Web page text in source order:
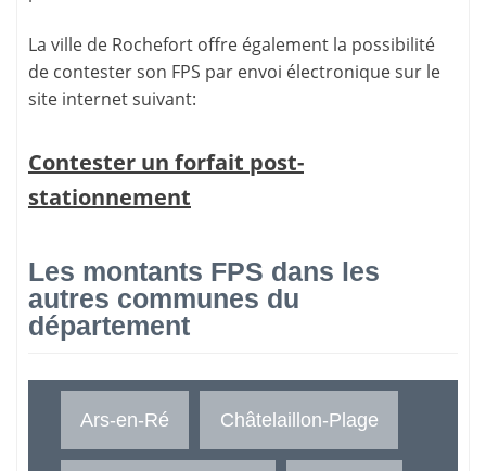
La ville de Rochefort offre également la possibilité
de contester son FPS par envoi électronique sur le
site internet suivant:
Contester un forfait post-
stationnement
Les montants FPS dans les
autres communes du
département
Ars-en-Ré Châtelaillon-Plage